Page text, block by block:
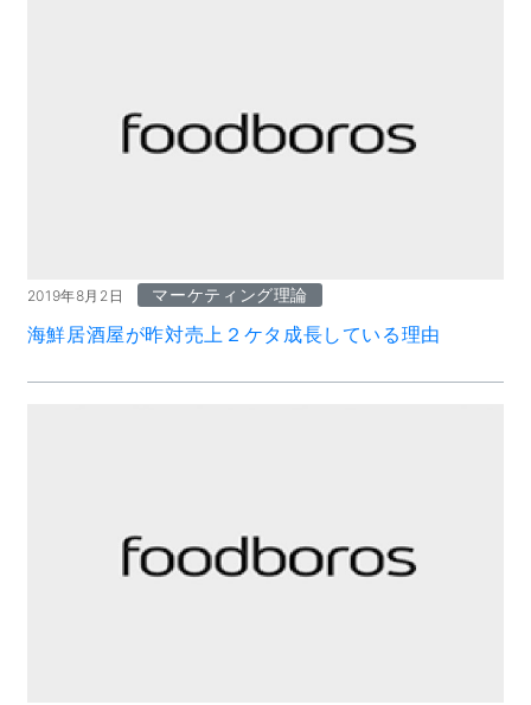
2019年8月2日 マーケティング理論
海鮮居酒屋が昨対売上２ケタ成長している理由